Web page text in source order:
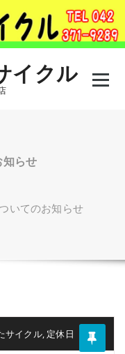
イクル
知らせ
いてのお知らせ
サイクル, 定休日